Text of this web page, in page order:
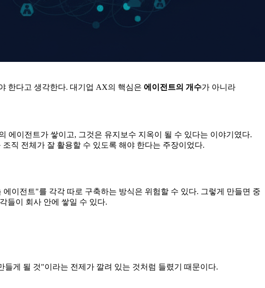
한다고 생각한다. 대기업 AX의 핵심은 에이전트의 개수가 아니라
에이전트가 쌓이고, 그것은 유지보수 지옥이 될 수 있다는 이야기였다.
직 전체가 잘 활용할 수 있도록 해야 한다는 주장이었다.
이전트"를 각각 따로 구축하는 방식은 위험할 수 있다. 그렇게 만들면 중
들이 회사 안에 쌓일 수 있다.
게 될 것"이라는 전제가 깔려 있는 것처럼 들렸기 때문이다.